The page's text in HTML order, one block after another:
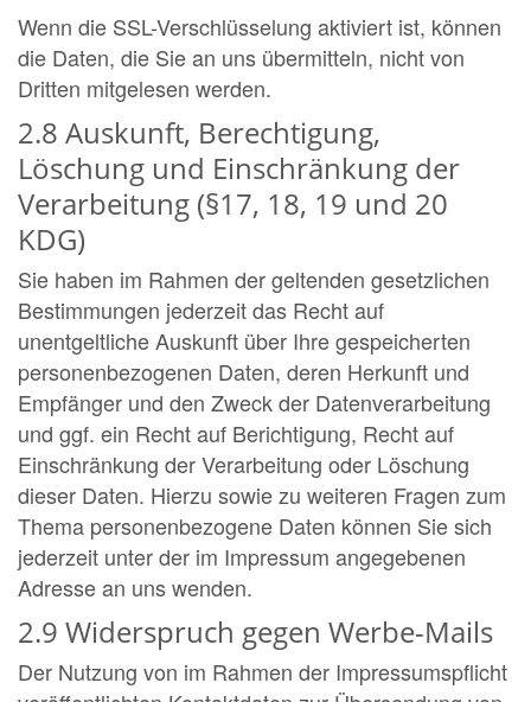
Wenn die SSL-Verschlüsselung aktiviert ist, können
die Daten, die Sie an uns übermitteln, nicht von
Dritten mitgelesen werden.
2.8 Auskunft, Berechtigung,
Löschung und Einschränkung der
Verarbeitung (§17, 18, 19 und 20
KDG)
Sie haben im Rahmen der geltenden gesetzlichen
Bestimmungen jederzeit das Recht auf
unentgeltliche Auskunft über Ihre gespeicherten
personenbezogenen Daten, deren Herkunft und
Empfänger und den Zweck der Datenverarbeitung
und ggf. ein Recht auf Berichtigung, Recht auf
Einschränkung der Verarbeitung oder Löschung
dieser Daten. Hierzu sowie zu weiteren Fragen zum
Thema personenbezogene Daten können Sie sich
jederzeit unter der im Impressum angegebenen
Adresse an uns wenden.
2.9 Widerspruch gegen Werbe-Mails
Der Nutzung von im Rahmen der Impressumspflicht